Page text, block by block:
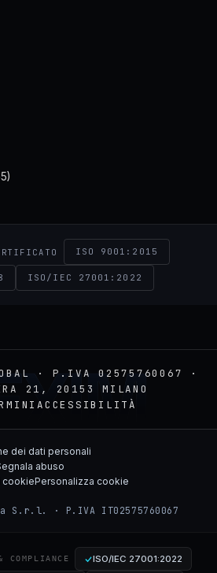
ISO 9001:2015
ISO/IEC 27001:2022
· P.IVA 02575760067 ·
21, 20153 MILANO
ACCESSIBILITÀ
dei dati personali
abuso
cookiePersonalizza cookie
S.r.l. · P.IVA IT02575760067
ISO/IEC 27001:2022